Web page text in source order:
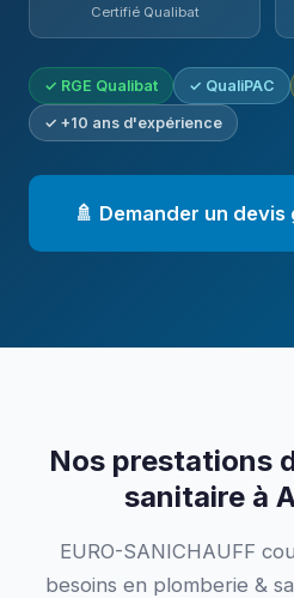
Certifié Qualibat
✓ RGE Qualibat ✓ QualiPAC
✓ +10 ans d'expérience
🚿 Demander un
Nos prestations
sanitaire à
EURO-SANICHAUFF
besoins en plomberie &